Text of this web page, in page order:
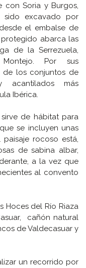
con Soria y Burgos,
sido excavado por
el embalse de
protegido abarca las
de la Serrezuela,
Por sus
de los conjuntos de
acantilados más
Ibérica.
de hábitat para
se incluyen unas
rocoso está,
de sabina albar,
a la vez que
al convento
Hoces del Río Riaza
cañón natural
de Valdecasuar y
un recorrido por